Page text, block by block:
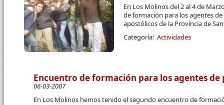
En Los Molinos del 2 al 4 de
de formación para los agentes
apostólicos de la Provincia de
Categoría: Actividades
Encuentro de formación para los agentes
06-03-2007
En Los Molinos hemos tenido el segundo encuentro de